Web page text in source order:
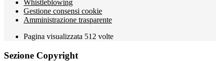
Whistleblowing
Gestione consensi cookie
Amministrazione trasparente
Pagina visualizzata 512 volte
Sezione Copyright